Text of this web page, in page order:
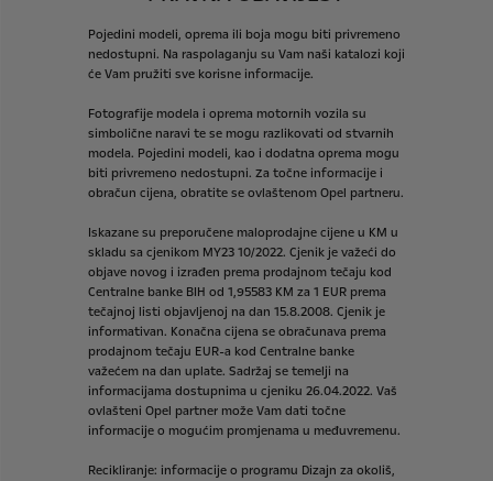
Pojedini modeli, oprema ili boja mogu biti privremeno
nedostupni. Na raspolaganju su Vam naši katalozi koji
će Vam pružiti sve korisne informacije.
Fotografije modela i oprema motornih vozila su
simbolične naravi te se mogu razlikovati od stvarnih
modela. Pojedini modeli, kao i dodatna oprema mogu
biti privremeno nedostupni. Za točne informacije i
obračun cijena, obratite se ovlaštenom Opel partneru.
Iskazane su preporučene maloprodajne cijene u KM u
skladu sa cjenikom MY23 10/2022. Cjenik je važeći do
objave novog i izrađen prema prodajnom tečaju kod
Centralne banke BIH od 1,95583 KM za 1 EUR prema
tečajnoj listi objavljenoj na dan 15.8.2008. Cjenik je
informativan. Konačna cijena se obračunava prema
prodajnom tečaju EUR-a kod Centralne banke
važećem na dan uplate. Sadržaj se temelji na
informacijama dostupnima u cjeniku 26.04.2022. Vaš
ovlašteni Opel partner može Vam dati točne
informacije o mogućim promjenama u međuvremenu.
Recikliranje: informacije o programu Dizajn za okoliš,